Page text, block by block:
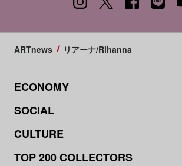
ARTnews リアーナ/Rihanna
ECONOMY
SOCIAL
CULTURE
TOP 200 COLLECTORS